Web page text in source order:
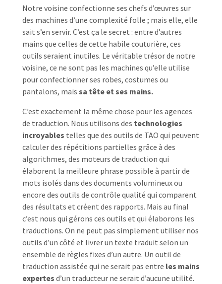
Notre voisine confectionne ses chefs d’œuvres sur
des machines d’une complexité folle ; mais elle, elle
sait s’en servir. C’est ça le secret : entre d’autres
mains que celles de cette habile couturière, ces
outils seraient inutiles. Le véritable trésor de notre
voisine, ce ne sont pas les machines qu’elle utilise
pour confectionner ses robes, costumes ou
pantalons, mais sa tête et ses mains.
C’est exactement la même chose pour les agences
de traduction. Nous utilisons des technologies
incroyables telles que des outils de TAO qui peuvent
calculer des répétitions partielles grâce à des
algorithmes, des moteurs de traduction qui
élaborent la meilleure phrase possible à partir de
mots isolés dans des documents volumineux ou
encore des outils de contrôle qualité qui comparent
des résultats et créent des rapports. Mais au final
c’est nous qui gérons ces outils et qui élaborons les
traductions. On ne peut pas simplement utiliser nos
outils d’un côté et livrer un texte traduit selon un
ensemble de règles fixes d’un autre. Un outil de
traduction assistée qui ne serait pas entre les mains
expertes d’un traducteur ne serait d’aucune utilité.